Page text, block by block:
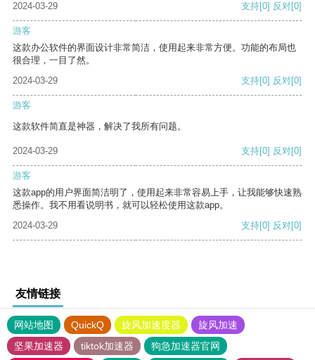
2024-03-29
支持[0] 反对[0]
游客
这款办公软件的界面设计非常简洁，使用起来非常方便。功能的布局也
很合理，一目了然。
2024-03-29
支持[0] 反对[0]
游客
这款软件简直是神器，解决了我所有问题。
2024-03-29 支持[0] 反对[0]
游客
这款app的用户界面简洁明了，使用起来非常容易上手，让我能够快速熟
悉操作。我不用看说明书，就可以轻松使用这款app。
2024-03-29
支持[0] 反对[0]
友情链接
网站地图 QuickQ 旋风加速度器
旋风加速
坚果加速器
tiktok加速器
狗急加速器官网